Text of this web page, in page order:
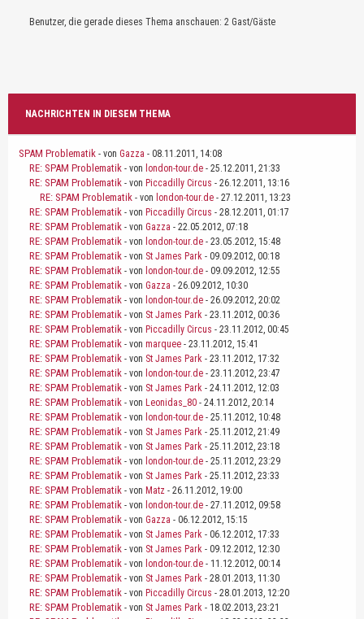
Benutzer, die gerade dieses Thema anschauen: 2 Gast/Gäste
NACHRICHTEN IN DIESEM THEMA
SPAM Problematik - von Gazza - 08.11.2011, 14:08
RE: SPAM Problematik - von london-tour.de - 25.12.2011, 21:33
RE: SPAM Problematik - von Piccadilly Circus - 26.12.2011, 13:16
RE: SPAM Problematik - von london-tour.de - 27.12.2011, 13:23
RE: SPAM Problematik - von Piccadilly Circus - 28.12.2011, 01:17
RE: SPAM Problematik - von Gazza - 22.05.2012, 07:18
RE: SPAM Problematik - von london-tour.de - 23.05.2012, 15:48
RE: SPAM Problematik - von St James Park - 09.09.2012, 00:18
RE: SPAM Problematik - von london-tour.de - 09.09.2012, 12:55
RE: SPAM Problematik - von Gazza - 26.09.2012, 10:30
RE: SPAM Problematik - von london-tour.de - 26.09.2012, 20:02
RE: SPAM Problematik - von St James Park - 23.11.2012, 00:36
RE: SPAM Problematik - von Piccadilly Circus - 23.11.2012, 00:45
RE: SPAM Problematik - von marquee - 23.11.2012, 15:41
RE: SPAM Problematik - von St James Park - 23.11.2012, 17:32
RE: SPAM Problematik - von london-tour.de - 23.11.2012, 23:47
RE: SPAM Problematik - von St James Park - 24.11.2012, 12:03
RE: SPAM Problematik - von Leonidas_80 - 24.11.2012, 20:14
RE: SPAM Problematik - von london-tour.de - 25.11.2012, 10:48
RE: SPAM Problematik - von St James Park - 25.11.2012, 21:49
RE: SPAM Problematik - von St James Park - 25.11.2012, 23:18
RE: SPAM Problematik - von london-tour.de - 25.11.2012, 23:29
RE: SPAM Problematik - von St James Park - 25.11.2012, 23:33
RE: SPAM Problematik - von Matz - 26.11.2012, 19:00
RE: SPAM Problematik - von london-tour.de - 27.11.2012, 09:58
RE: SPAM Problematik - von Gazza - 06.12.2012, 15:15
RE: SPAM Problematik - von St James Park - 06.12.2012, 17:33
RE: SPAM Problematik - von St James Park - 09.12.2012, 12:30
RE: SPAM Problematik - von london-tour.de - 11.12.2012, 00:14
RE: SPAM Problematik - von St James Park - 28.01.2013, 11:30
RE: SPAM Problematik - von Piccadilly Circus - 28.01.2013, 12:20
RE: SPAM Problematik - von St James Park - 18.02.2013, 23:21